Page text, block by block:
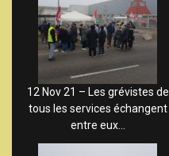
12 Nov 21 – Les grévistes de
tous les services échangent
entre eux…